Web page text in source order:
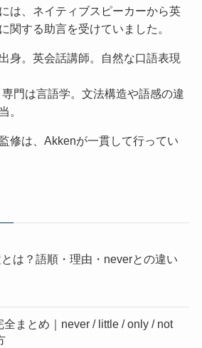
は、ネイティブスピーカーから英
関する助言を受けていました。
身。英会話講師。自然な口語表現
専門は言語学。文法構造や語感の違
。
修は、Akkenが一貫して行ってい
は？語順・理由・neverとの違い
まとめ｜never / little / only / not